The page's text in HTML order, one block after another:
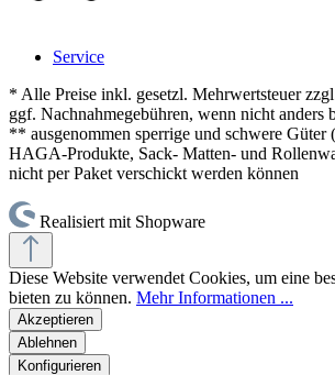
Service
* Alle Preise inkl. gesetzl. Mehrwertsteuer
ggf. Nachnahmegebühren, wenn nicht anders
** ausgenommen sperrige und schwere
HAGA-Produkte, Sack- Matten- und
nicht per Paket verschickt werden können
Realisiert mit Shopware
Diese Website verwendet Cookies, um eine
bieten zu können. Mehr Informationen ...
Akzeptieren
Ablehnen
Konfigurieren